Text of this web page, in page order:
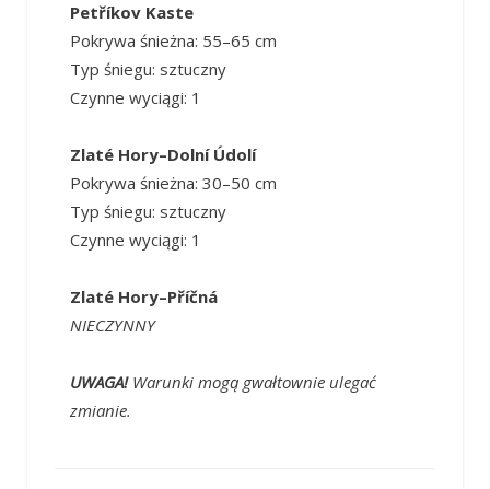
Petříkov Kaste
Pokrywa śnieżna: 55–65 cm
Typ śniegu: sztuczny
Czynne wyciągi: 1
Zlaté Hory–Dolní Údolí
Pokrywa śnieżna: 30–50 cm
Typ śniegu: sztuczny
Czynne wyciągi: 1
Zlaté Hory–Příčná
NIECZYNNY
UWAGA!Warunki mogą gwałtownie ulegać
zmianie.